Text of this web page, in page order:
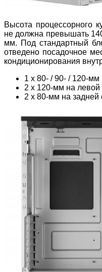
Высота процессорного
не должна превышать
мм. Под стандартный
отведено посадочное
кондиционирования
1 х 80- / 90- / 120-
2 х 120-мм на левой
2 х 80-мм на задней